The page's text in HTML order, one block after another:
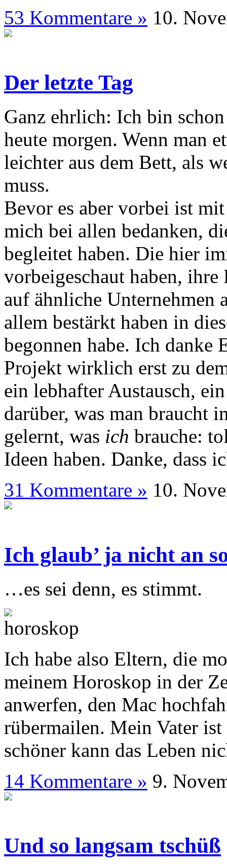
53 Kommentare » 10.
Der letzte Tag
Ganz ehrlich: Ich bin
heute morgen. Wenn man
leichter aus dem Bett, als
muss.
Bevor es aber vorbei ist
mich bei allen bedanken,
begleitet haben. Die hier
vorbeigeschaut haben,
auf ähnliche Unternehmen
allem bestärkt haben in
begonnen habe. Ich danke
Projekt wirklich erst zu
ein lebhafter Austausch,
darüber, was man braucht
gelernt, was ich brauche:
Ideen haben. Danke, dass
31 Kommentare » 10.
Ich glaub’ ja nicht an
…es sei denn, es stimmt.
Ich habe also Eltern, die
meinem Horoskop in der
anwerfen, den Mac
rübermailen. Mein Vater
schöner kann das Leben
14 Kommentare » 9.
Und so langsam tschüß